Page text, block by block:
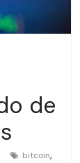
de
bitcoin,